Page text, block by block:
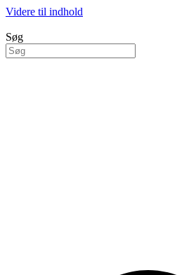
Videre til indhold
Søg